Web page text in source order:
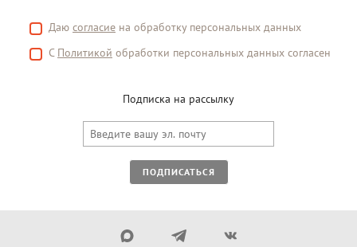
Даю согласие на обработку персональных данных
С Политикой обработки персональных данных согласен
Подписка на рассылку
ПОДПИСАТЬСЯ